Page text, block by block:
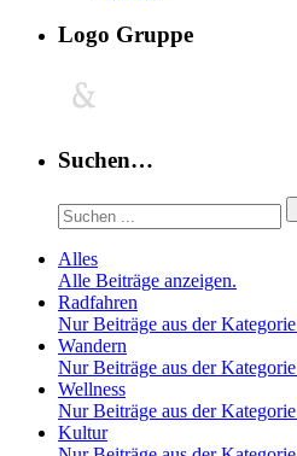
Logo Gruppe
Suchen…
Alles
Alle Beiträge anzeigen.
Radfahren
Nur Beiträge aus der Kategorie
Wandern
Nur Beiträge aus der Kategorie
Wellness
Nur Beiträge aus der Kategorie
Kultur